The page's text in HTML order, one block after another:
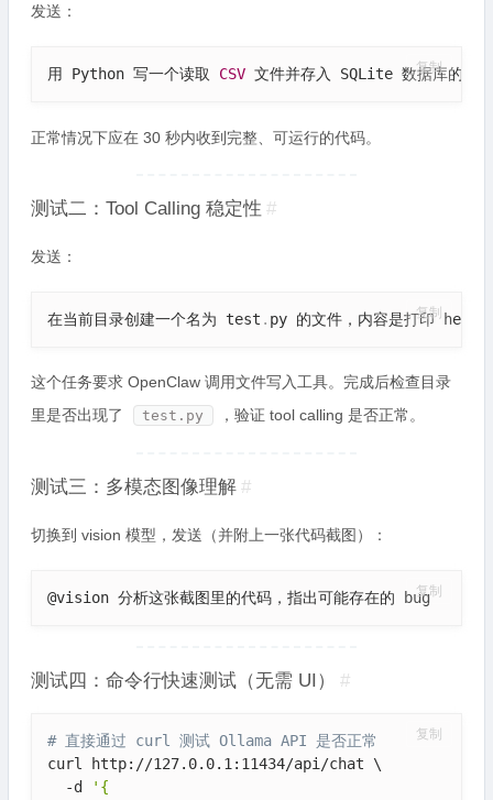
发送：
用 Python 写一个读取 CSV 文件并存入 SQLite 数据库的函
复制
正常情况下应在 30 秒内收到完整、可运行的代码。
测试二：Tool Calling 稳定性 #
发送：
在当前目录创建一个名为 test . py 的文件，内容是打印
复制
这个任务要求 OpenClaw 调用文件写入工具。完成后检查目录
里是否出现了
test.py ，验证 tool calling 是否正常。
测试三：多模态图像理解 #
切换到 vision 模型，发送（并附上一张代码截图）：
@vision 分析这张截图里的代码，指出可能存在的 bug复制
测试四：命令行快速测试（无需 UI） #
# 直接通过 curl 测试 Ollama API 是否正常
curl http://127.0.0.1:11434/api/chat \
  -d
'{
复制